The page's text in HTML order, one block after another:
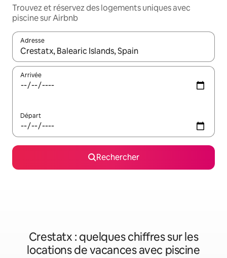
Trouvez et réservez des logements uniques avec
piscine sur Airbnb
Adresse
Lorsque les résultats s'affichent, utilisez les flèches vers le
Arrivée
Départ
Rechercher
Crestatx : quelques chiffres sur les
locations de vacances avec piscine